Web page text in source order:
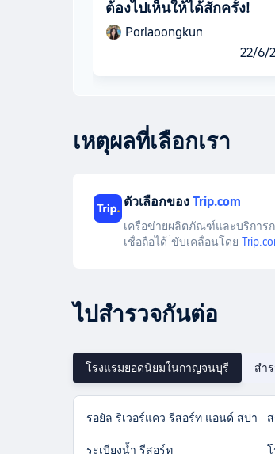
ต้องไปเห็นให้ได้สักครั้ง!
Porlaoongkum
22/6/
เหตุผลที่เลือกเรา
ตัวเลือกของ Trip.com
เครือข่ายผลิตภัณฑ์และบริการ
เชื่อถือได้ ่ขับเคลื่อนโดย
ไปสำรวจกันต่อ
โรงแรมยอดนิยมในกาญจนบุรี สำ
รอยัล ริเวอร์แคว รีสอร์ท แอนด์ สปา
ระเบียงน้ำ รีสอร์ท